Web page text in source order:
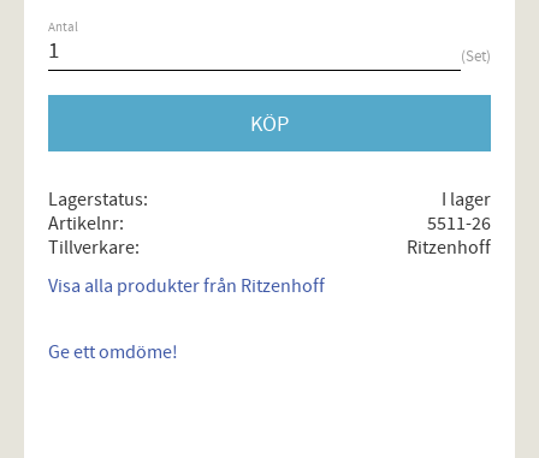
Antal
Set
KÖP
Lagerstatus
I lager
Artikelnr
5511-26
Tillverkare
Ritzenhoff
Visa alla produkter från Ritzenhoff
Ge ett omdöme!